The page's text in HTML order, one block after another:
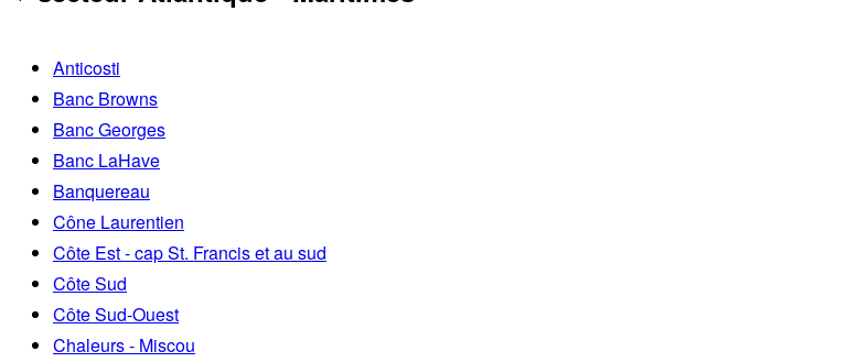
Anticosti
Banc Browns
Banc Georges
Banc LaHave
Banquereau
Cône Laurentien
Côte Est - cap St. Francis et au sud
Côte Sud
Côte Sud-Ouest
Chaleurs - Miscou